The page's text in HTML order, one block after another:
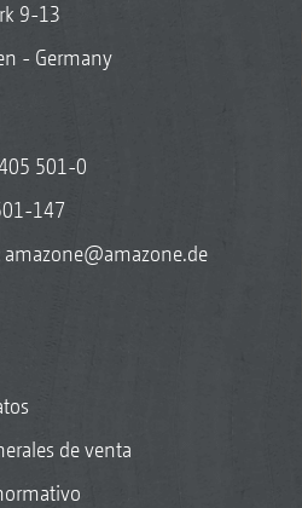
9-13
- Germany
501-0
147
amazone@amazone.de
de venta